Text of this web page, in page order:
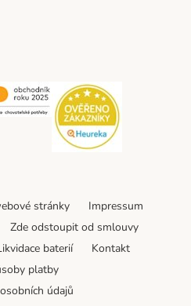
Method
Security
stránky
Impressum
Zde odstoupit od smlouvy
baterií
Kontakt
platby
údajů